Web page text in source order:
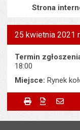
Strona
25 kwietnia 2021 r.
Termin
18:00
Miejsce: Rynek
Metryczka
Odpowiedzialny
Powiadom
Powiadom
Twoje imię i
Drukuj Zapisz do